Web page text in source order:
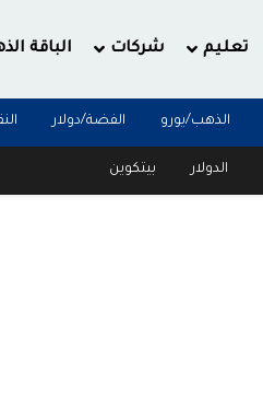
تعليم شركات الباقة
الذهب/يورو الفضة/دولار
الدولار بيتكوين